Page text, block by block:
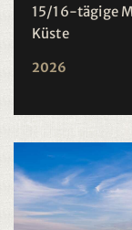
15/16-tägige
Küste
2026